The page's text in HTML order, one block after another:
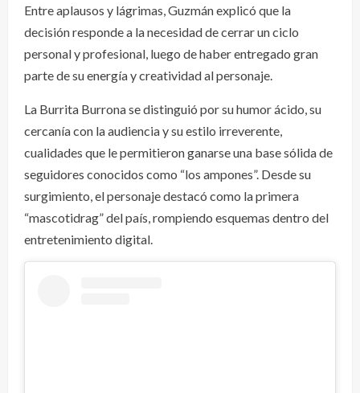
Entre aplausos y lágrimas, Guzmán explicó que la
decisión responde a la necesidad de cerrar un ciclo
personal y profesional, luego de haber entregado gran
parte de su energía y creatividad al personaje.
La Burrita Burrona se distinguió por su humor ácido, su
cercanía con la audiencia y su estilo irreverente,
cualidades que le permitieron ganarse una base sólida de
seguidores conocidos como “los ampones”. Desde su
surgimiento, el personaje destacó como la primera
“mascotidrag” del país, rompiendo esquemas dentro del
entretenimiento digital.